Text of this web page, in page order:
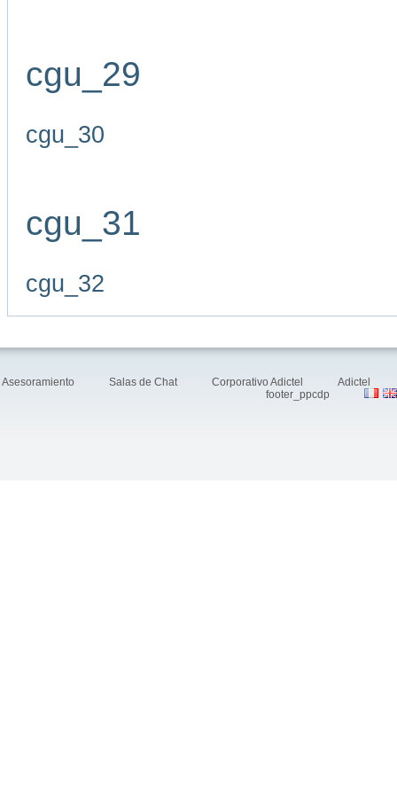
cgu_29
cgu_30
cgu_31
cgu_32
Asesoramiento Salas de Chat Corporativo Adictel
Adictel
footer_ppcdp